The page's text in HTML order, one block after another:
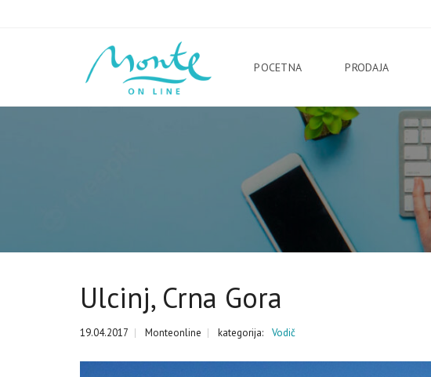
POCETNA PRODAJA
Ulcinj, Crna Gora
19.04.2017 Monteonline kategorija: Vodič